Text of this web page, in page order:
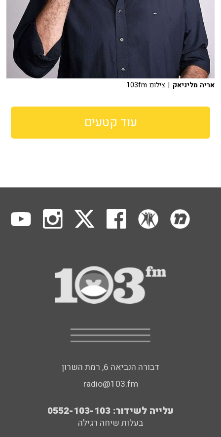
אריה מליניאק | צילום: 103fm
עוד קטעים
דבורה הנביאה 6, רמת השרון
radio@103.fm
עלייה לשידור: 0552-103-103
בעלות שיחה רגילה